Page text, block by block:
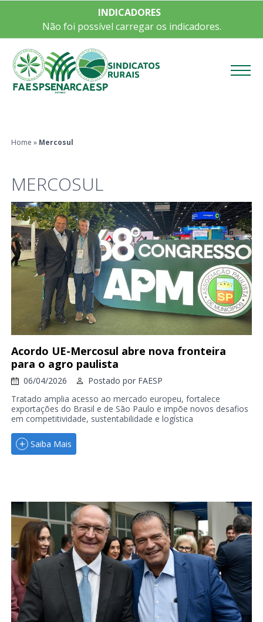
INDICADORES
Não foi possível carregar os indicadores.
Home » Mercosul
MERCOSUL
Acordo UE-Mercosul abre nova fronteira
para o agro paulista
06/04/2026 Postado por FAESP
Tratado amplia acesso ao mercado europeu, fortalece
exportações do Brasil e de São Paulo e impõe novos desafios
em competitividade, sustentabilidade e logística
Saiba Mais